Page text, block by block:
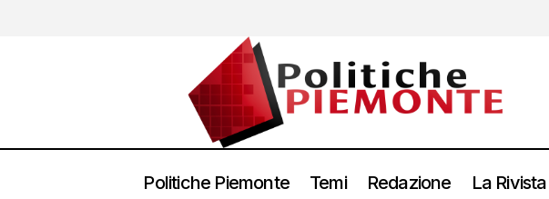
Politiche Piemonte Temi Redazione La Rivista